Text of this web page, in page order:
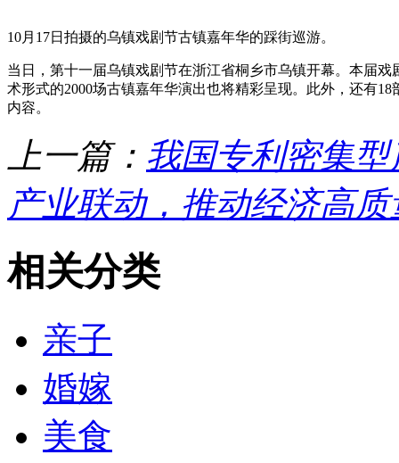
10月17日拍摄的乌镇戏剧节古镇嘉年华的踩街巡游。
当日，第十一届乌镇戏剧节在浙江省桐乡市乌镇开幕。本届
术形式的2000场古镇嘉年华演出也将精彩呈现。此外，还有
内容。
上一篇： 我国专利密集
产业联动，推动经济高
相关分类
亲子
婚嫁
美食